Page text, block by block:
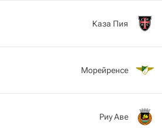
Каза Пия
Морейренсе
Риу Аве